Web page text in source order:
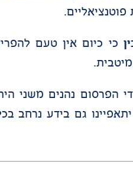
פוטנציאליים.
כי כיום אין טעם
נהנים משני
גם בידע נרחב